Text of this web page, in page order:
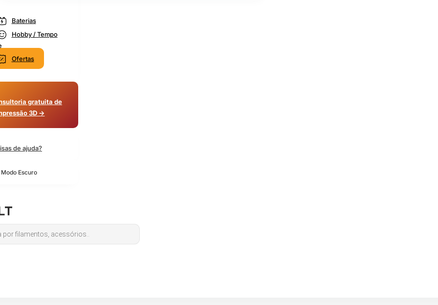
Baterias
Hobby / Tempo
Ofertas
gratuita de
3D →
de ajuda?
Escuro